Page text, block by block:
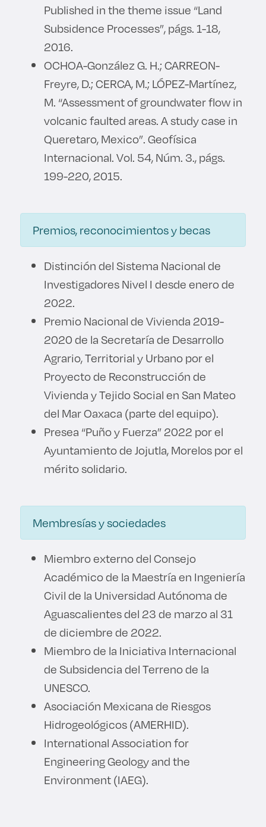
Published in the theme issue “Land
Subsidence Processes”, págs. 1-18,
2016.
OCHOA-González G. H.; CARREON-
Freyre, D.; CERCA, M.; LÓPEZ-Martínez,
M. “Assessment of groundwater flow in
volcanic faulted areas. A study case in
Queretaro, Mexico”. Geofísica
Internacional. Vol. 54, Núm. 3., págs.
199-220, 2015.
Premios, reconocimientos y becas
Distinción del Sistema Nacional de
Investigadores Nivel I desde enero de
2022.
Premio Nacional de Vivienda 2019-
2020 de la Secretaría de Desarrollo
Agrario, Territorial y Urbano por el
Proyecto de Reconstrucción de
Vivienda y Tejido Social en San Mateo
del Mar Oaxaca (parte del equipo).
Presea “Puño y Fuerza” 2022 por el
Ayuntamiento de Jojutla, Morelos por el
mérito solidario.
Membresías y sociedades
Miembro externo del Consejo
Académico de la Maestría en Ingeniería
Civil de la Universidad Autónoma de
Aguascalientes del 23 de marzo al 31
de diciembre de 2022.
Miembro de la Iniciativa Internacional
de Subsidencia del Terreno de la
UNESCO.
Asociación Mexicana de Riesgos
Hidrogeológicos (AMERHID).
International Association for
Engineering Geology and the
Environment (IAEG).